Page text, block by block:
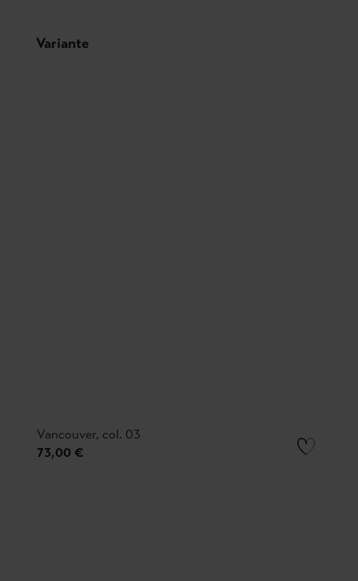
Produktgalerie überspringen
Variante
Vancouver, col. 03
73,00 €